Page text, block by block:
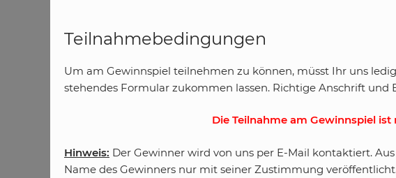
Teilnahmebedingungen
Um am Gewinnspiel teilnehmen zu können, müsst Ihr uns
stehendes Formular zukommen lassen. Richtige Anschrift und
Die Teilnahme am Gewinnspiel
Hinweis: Der Gewinner wird von uns per E-Mail kontaktiert.
Name des Gewinners nur mit seiner Zustimmung veröffentlicht.